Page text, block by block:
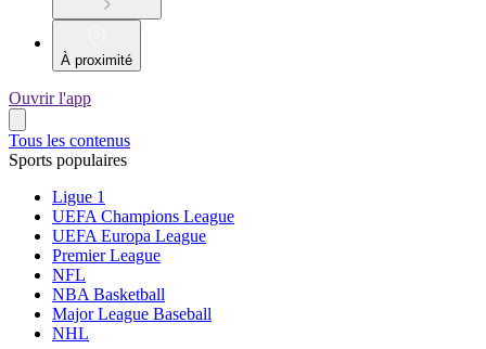
À proximité
Ouvrir l'app
Tous les contenus
Sports populaires
Ligue 1
UEFA Champions League
UEFA Europa League
Premier League
NFL
NBA Basketball
Major League Baseball
NHL